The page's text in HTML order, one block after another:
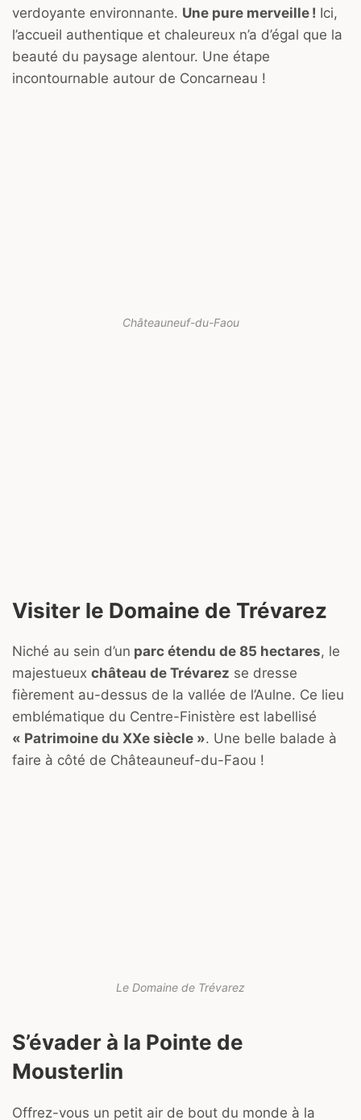
verdoyante environnante. Une pure merveille ! Ici,
l’accueil authentique et chaleureux n’a d’égal que la
beauté du paysage alentour. Une étape
incontournable autour de Concarneau !
Châteauneuf-du-Faou
Visiter le Domaine de Trévarez
Niché au sein d’un parc étendu de 85 hectares, le
majestueux château de Trévarez se dresse
fièrement au-dessus de la vallée de l’Aulne. Ce lieu
emblématique du Centre-Finistère est labellisé
« Patrimoine du XXe siècle ». Une belle balade à
faire à côté de Châteauneuf-du-Faou !
Le Domaine de Trévarez
S’évader à la Pointe de
Mousterlin
Offrez-vous un petit air de bout du monde à la